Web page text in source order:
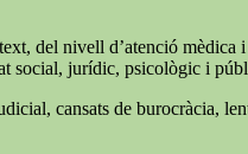
del nivell d’atenció
social, jurídic, psicològic i
cansats de burocràcia,